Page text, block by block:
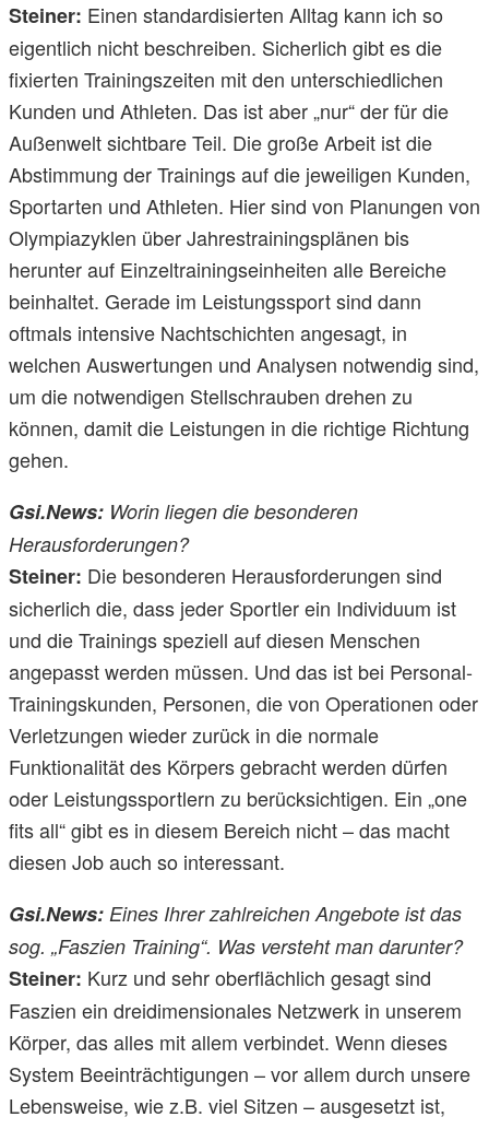
Steiner: Einen standardisierten Alltag kann ich so
eigentlich nicht beschreiben. Sicherlich gibt es die
fixierten Trainingszeiten mit den unterschiedlichen
Kunden und Athleten. Das ist aber „nur“ der für die
Außenwelt sichtbare Teil. Die große Arbeit ist die
Abstimmung der Trainings auf die jeweiligen Kunden,
Sportarten und Athleten. Hier sind von Planungen von
Olympiazyklen über Jahrestrainingsplänen bis
herunter auf Einzeltrainingseinheiten alle Bereiche
beinhaltet. Gerade im Leistungssport sind dann
oftmals intensive Nachtschichten angesagt, in
welchen Auswertungen und Analysen notwendig sind,
um die notwendigen Stellschrauben drehen zu
können, damit die Leistungen in die richtige Richtung
gehen.
Gsi.News: Worin liegen die besonderen
Herausforderungen?
Steiner: Die besonderen Herausforderungen sind
sicherlich die, dass jeder Sportler ein Individuum ist
und die Trainings speziell auf diesen Menschen
angepasst werden müssen. Und das ist bei Personal-
Trainingskunden, Personen, die von Operationen oder
Verletzungen wieder zurück in die normale
Funktionalität des Körpers gebracht werden dürfen
oder Leistungssportlern zu berücksichtigen. Ein „one
fits all“ gibt es in diesem Bereich nicht – das macht
diesen Job auch so interessant.
Gsi.News: Eines Ihrer zahlreichen Angebote ist das
sog. „Faszien Training“. Was versteht man darunter?
Steiner: Kurz und sehr oberflächlich gesagt sind
Faszien ein dreidimensionales Netzwerk in unserem
Körper, das alles mit allem verbindet. Wenn dieses
System Beeinträchtigungen – vor allem durch unsere
Lebensweise, wie z.B. viel Sitzen – ausgesetzt ist,